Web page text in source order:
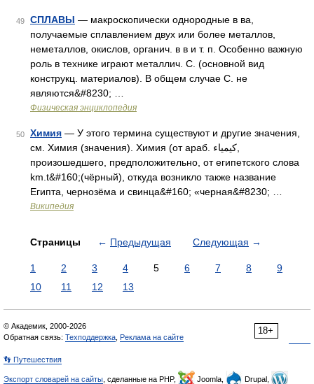
49 СПЛАВЫ — макроскопически однородные в ва,
получаемые сплавлением двух или более металлов,
неметаллов, окислов, органич. в в и т. п. Особенно важную
роль в технике играют металлич. С. (основной вид
конструкц. материалов). В общем случае С. не
являются&#8230; …
Физическая энциклопедия
50 Химия — У этого термина существуют и другие значения,
см. Химия (значения). Химия (от араб. کيمياء‎‎,
произошедшего, предположительно, от египетского слова
km.t&#160;(чёрный), откуда возникло также название
Египта, чернозёма и свинца&#160; «черная&#8230; …
Википедия
Страницы ← Предыдущая Следующая →
1 2 3 4 5 6 7 8
9
10
11 12 13
18+
© Академик, 2000-2026
Обратная связь: Техподдержка Реклама на сайте
👣 Путешествия
Экспорт словарей на сайты , сделанные на PHP, Joomla,
Drupal,